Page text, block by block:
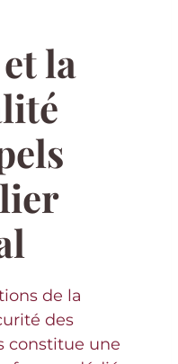
la
de la
des
constitue une